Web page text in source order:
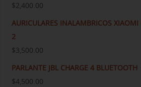
$2,400.00
AURICULARES INALAMBRICOS
2
$3,500.00
PARLANTE JBL CHARGE 4 BLUETOOTH
$4,500.00